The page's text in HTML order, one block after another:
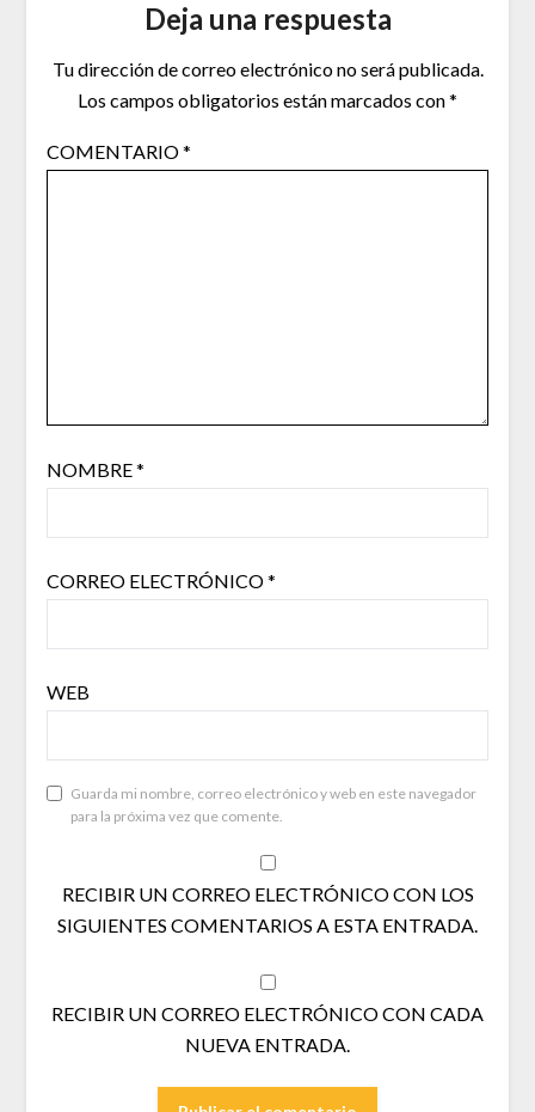
Deja una respuesta
Tu dirección de correo electrónico no será publicada.
Los campos obligatorios están marcados con*
COMENTARIO*
NOMBRE*
CORREO ELECTRÓNICO*
WEB
Guarda mi nombre, correo electrónico y web en este navegador
para la próxima vez que comente.
RECIBIR UN CORREO ELECTRÓNICO CON LOS
SIGUIENTES COMENTARIOS A ESTA ENTRADA.
RECIBIR UN CORREO ELECTRÓNICO CON CADA
NUEVA ENTRADA.